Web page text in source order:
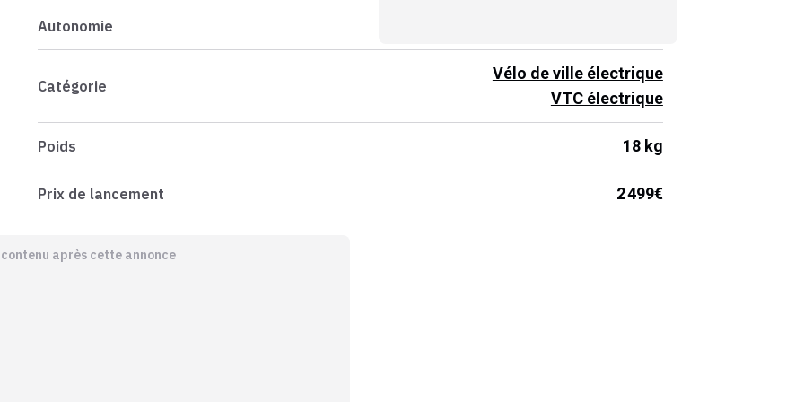
Autonomie
Catégorie
Vélo de ville électrique
VTC électrique
Poids 18 kg
Prix de lancement 2 499€
après cette annonce